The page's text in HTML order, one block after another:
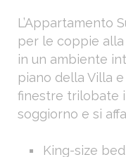
L’Appartamento
per le coppie
in un ambiente
piano della Villa
finestre trilobate
soggiorno e si
King-size